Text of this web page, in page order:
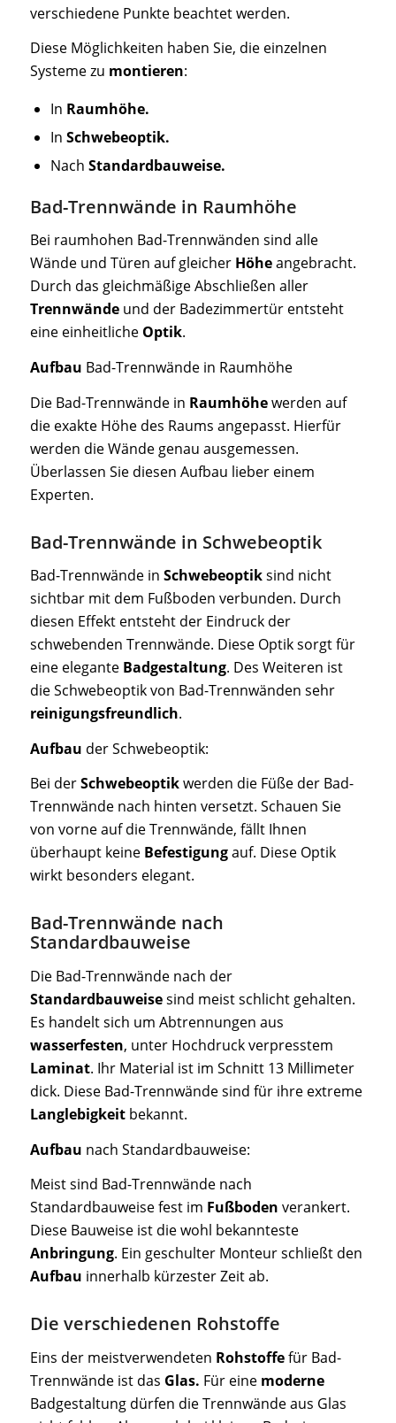
verschiedene Punkte beachtet werden.
Diese Möglichkeiten haben Sie, die einzelnen
Systeme zu montieren:
In Raumhöhe.
In Schwebeoptik.
Nach Standardbauweise.
Bad-Trennwände in Raumhöhe
Bei raumhohen Bad-Trennwänden sind alle
Wände und Türen auf gleicher Höheangebracht.
Durch das gleichmäßige Abschließen aller
Trennwändeund der Badezimmertür entsteht
eine einheitliche Optik.
Aufbau Bad-Trennwände in Raumhöhe
Die Bad-Trennwände in Raumhöhewerden auf
die exakte Höhe des Raums angepasst. Hierfür
werden die Wände genau ausgemessen.
Überlassen Sie diesen Aufbau lieber einem
Experten.
Bad-Trennwände in Schwebeoptik
Bad-Trennwände in Schwebeoptiksind nicht
sichtbar mit dem Fußboden verbunden. Durch
diesen Effekt entsteht der Eindruck der
schwebenden Trennwände. Diese Optik sorgt für
eine elegante Badgestaltung. Des Weiteren ist
die Schwebeoptik von Bad-Trennwänden sehr
reinigungsfreundlich.
Aufbau der Schwebeoptik:
Bei derSchwebeoptikwerden die Füße der Bad-
Trennwände nach hinten versetzt. Schauen Sie
von vorne auf die Trennwände, fällt Ihnen
überhaupt keine Befestigungauf. Diese Optik
wirkt besonders elegant.
Bad-Trennwände nach
Standardbauweise
Die Bad-Trennwände nach der
Standardbauweisesind meist schlicht gehalten.
Es handelt sich um Abtrennungen aus
wasserfesten, unter Hochdruck verpresstem
Laminat. Ihr Material ist im Schnitt 13 Millimeter
dick. Diese Bad-Trennwände sind für ihre extreme
Langlebigkeitbekannt.
Aufbau nach Standardbauweise:
Meist sind Bad-Trennwände nach
Standardbauweise fest im Fußboden verankert.
Diese Bauweise ist die wohl bekannteste
Anbringung. Ein geschulter Monteur schließt den
Aufbau innerhalb kürzester Zeit ab.
Die verschiedenen Rohstoffe
Eins der meistverwendeten Rohstoffefür Bad-
Trennwände ist das Glas. Für eine moderne
Badgestaltung dürfen die Trennwände aus Glas